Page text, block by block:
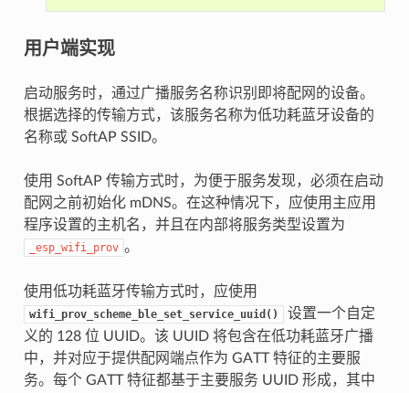
用户端实现
启动服务时，通过广播服务名称识别即将配网的设备。
根据选择的传输方式，该服务名称为低功耗蓝牙设备的
名称或 SoftAP SSID。
使用 SoftAP 传输方式时，为便于服务发现，必须在启动
配网之前初始化 mDNS。在这种情况下，应使用主应用
程序设置的主机名，并且在内部将服务类型设置为
_esp_wifi_prov 。
使用低功耗蓝牙传输方式时，应使用
wifi_prov_scheme_ble_set_service_uuid()
设置一个自定
义的 128 位 UUID。该 UUID 将包含在低功耗蓝牙广播
中，并对应于提供配网端点作为 GATT 特征的主要服
务。每个 GATT 特征都基于主要服务 UUID 形成，其中